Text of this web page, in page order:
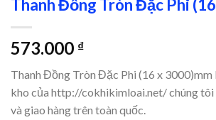
Thanh Đồng Tròn Đặc Phi
573.000 ₫
Thanh Đồng Tròn Đặc Phi (16 x 3000)mm
kho của http://cokhikimloai.net/ chúng tôi
và giao hàng trên toàn quốc.